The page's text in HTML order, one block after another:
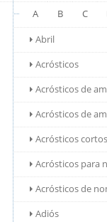
A
B C
Abril
Acrósticos
Acrósticos de
Acrósticos de
Acrósticos cortos
Acrósticos para
Acrósticos de
Adiós